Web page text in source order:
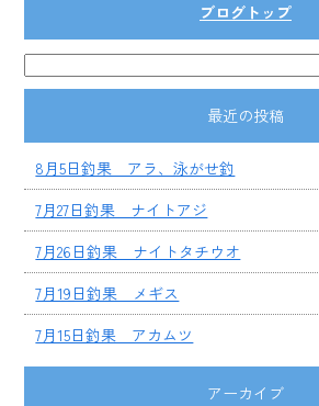
ブログトップ
最近の投稿
8月5日釣果 アラ、泳がせ釣
7月27日釣果 ナイトアジ
7月26日釣果 ナイトタチウオ
7月19日釣果 メギス
7月15日釣果 アカムツ
アーカイブ